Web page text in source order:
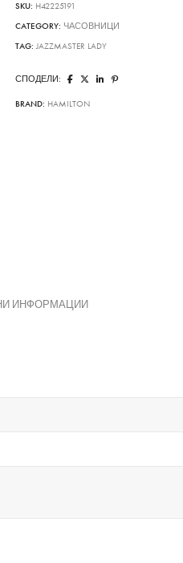
SKU: H42225191
CATEGORY: ЧАСОВНИЦИ
TAG:JAZZMASTER LADY
СПОДЕЛИ:
BRAND: HAMILTON
ИНФОРМАЦИИ